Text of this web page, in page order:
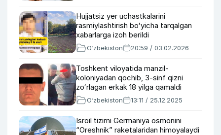
Hujjatsiz yer uchastkalarini
rasmiylashtirish boʻyicha tarqalgan
xabarlarga izoh berildi
O‘zbekiston 20:59 / 03.02.2026
Toshkent viloyatida manzil-
koloniyadan qochib, 3-sinf qizni
zoʻrlagan erkak 18 yilga qamaldi
O‘zbekiston 13:11 / 25.12.2025
Isroil tizimi Germaniya osmonini
“Oreshnik” raketalaridan himoyalaydi